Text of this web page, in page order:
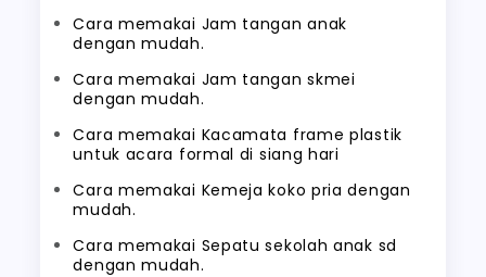
Cara memakai Jam tangan anak
dengan mudah.
Cara memakai Jam tangan skmei
dengan mudah.
Cara memakai Kacamata frame plastik
untuk acara formal di siang hari
Cara memakai Kemeja koko pria dengan
mudah.
Cara memakai Sepatu sekolah anak sd
dengan mudah.